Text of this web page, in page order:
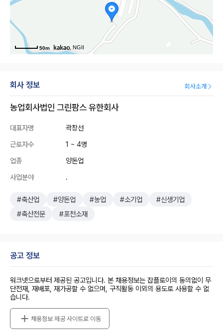
50m , NGII
회사 정보 회사소개
농업회사법인 그린팜스 유한회사
대표자명
곽창선
근로자수
1 ~ 4명
업종
양돈업
사업분야
.
#축산업 #양돈업 #농업 #소기업
#신생기업
#축산전문
#포천소재
공고 정보
워크넷으로부터 제공된 공고입니다. 본 채용정보는 잡플로이의 동의없이 무
단전재, 재배포, 재가공할 수 없으며, 구직활동 이외의 용도로 사용할 수 없
습니다.
채용정보 제공 사이트로 이동